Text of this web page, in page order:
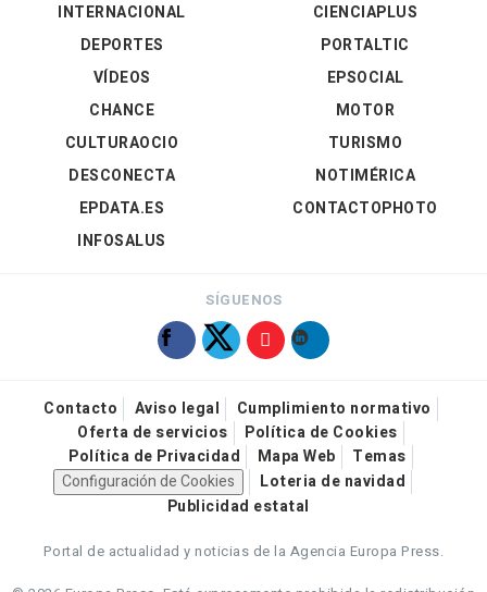
INTERNACIONAL
DEPORTES
VÍDEOS
CIENCIAPLUS
PORTALTIC
EPSOCIAL
CHANCE
CULTURAOCIO
DESCONECTA
EPDATA.ES
INFOSALUS
MOTOR
TURISMO
NOTIMÉRICA
CONTACTOPHOTO
SÍGUENOS
Contacto Aviso legal
Cumplimiento normativo
Oferta de servicios
Política de Cookies
Política de Privacidad
Mapa Web
Temas
Configuración de Cookies
Loteria de navidad
Publicidad estatal
Portal de actualidad y noticias de la Agencia Europa Press.